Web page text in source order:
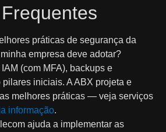
práticas de segurança da
empresa deve adotar?
(com MFA), backups e
iniciais. A ABX projeta e
melhores práticas — veja serviços
informação.
ajuda a implementar as